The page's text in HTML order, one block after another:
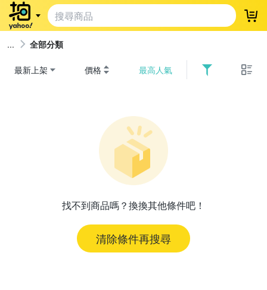
登
全部分類
最新上架 價格 最高人氣
找不到商品嗎？換換其他條件吧！
清除條件再搜尋